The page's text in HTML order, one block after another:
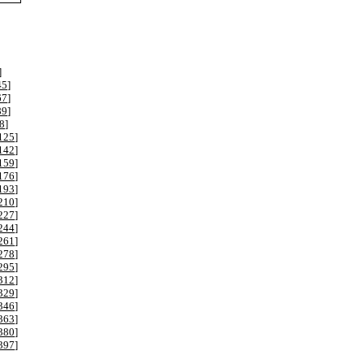
]
]
]
]
]
]
]
]
]
]
]
]
]
]
]
]
]
]
]
]
]